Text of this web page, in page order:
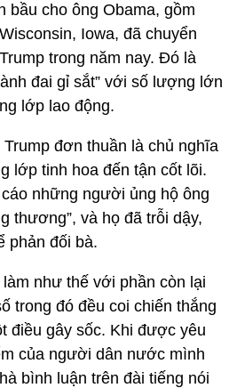
bầu cho ông Obama, gồm
Iowa, đã chuyển
trong năm nay. Đó là
đai gỉ sắt” với số lượng lớn
lớp lao động.
đơn thuần là chủ nghĩa
lớp tinh hoa đến tận cốt lõi.
những người ủng hộ ông
thương”, và họ đã trỗi dậy,
phản đối bà.
như thế với phần còn lại
trong đó đều coi chiến thắng
điều gây sốc. Khi được yêu
của người dân nước mình
bình luận trên đài tiếng nói